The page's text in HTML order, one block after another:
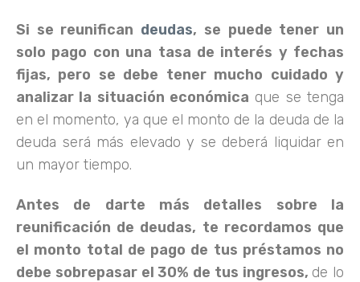
Si se reunifican deudas, se puede tener un
solo pago con una tasa de interés y fechas
fijas, pero se debe tener mucho cuidado y
analizar la situación económica que se tenga
en el momento, ya que el monto de la deuda de la
deuda será más elevado y se deberá liquidar en
un mayor tiempo.
Antes de darte más detalles sobre la
reunificación de deudas, te recordamos que
el monto total de pago de tus préstamos no
debe sobrepasar el 30% de tus ingresos, de lo